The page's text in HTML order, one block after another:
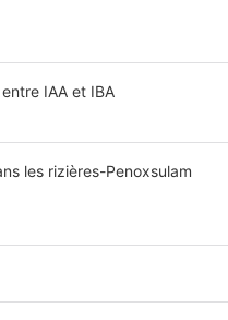
IAA et IBA
les rizières-Penoxsulam